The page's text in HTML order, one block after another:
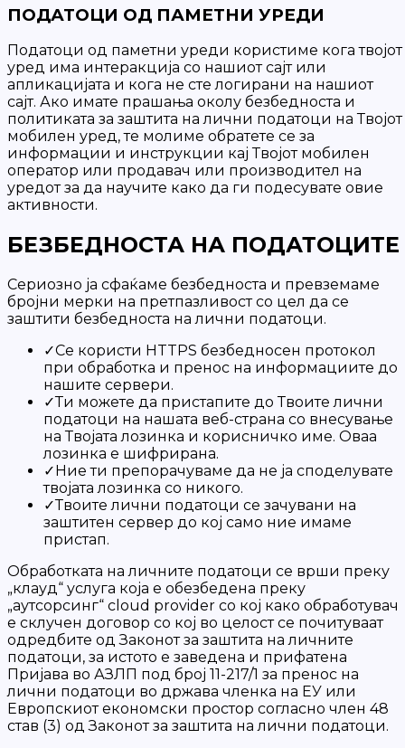
ПОДАТОЦИ ОД ПАМЕТНИ УРЕДИ
Податоци од паметни уреди користиме кога твојот
уред има интеракција со нашиот сајт или
апликацијата и кога не сте логирани на нашиот
сајт. Ако имате прашања околу безбедноста и
политиката за заштита на лични податоци на Твојот
мобилен уред, те молиме обратете се за
информации и инструкции кај Твојот мобилен
оператор или продавач или производител на
уредот за да научите како да ги подесувате овие
активности.
БЕЗБЕДНОСТА НА ПОДАТОЦИТЕ
Сериозно ја сфаќаме безбедноста и превземаме
бројни мерки на претпазливост со цел да се
заштити безбедноста на лични податоци.
✓Се користи HTTPS безбедносен протокол
при обработка и пренос на информациите до
нашите сервери.
✓Ти можете да пристапите до Твоите лични
податоци на нашата веб-страна со внесување
на Твојата лозинка и корисничко име. Оваа
лозинка е шифрирана.
✓ Ние ти препорачуваме да не ја споделувате
твојата лозинка со никого.
✓Твоите лични податоци се зачувани на
заштитен сервер до кој само ние имаме
пристап.
Oбработката на личните податоци се врши преку
„клауд“ услуга која е обезбедена преку
„аутсорсинг“ cloud provider со кој како обработувач
е склучен договор со кој во целост се почитуваат
одредбите од Законот за заштита на личните
податоци, за истото е заведена и прифатена
Пријава во АЗЛП под број 11-217/1 за пренос на
лични податоци во држава членка на ЕУ или
Европскиот економски простор согласно член 48
став (3) од Законот за заштита на лични податоци.